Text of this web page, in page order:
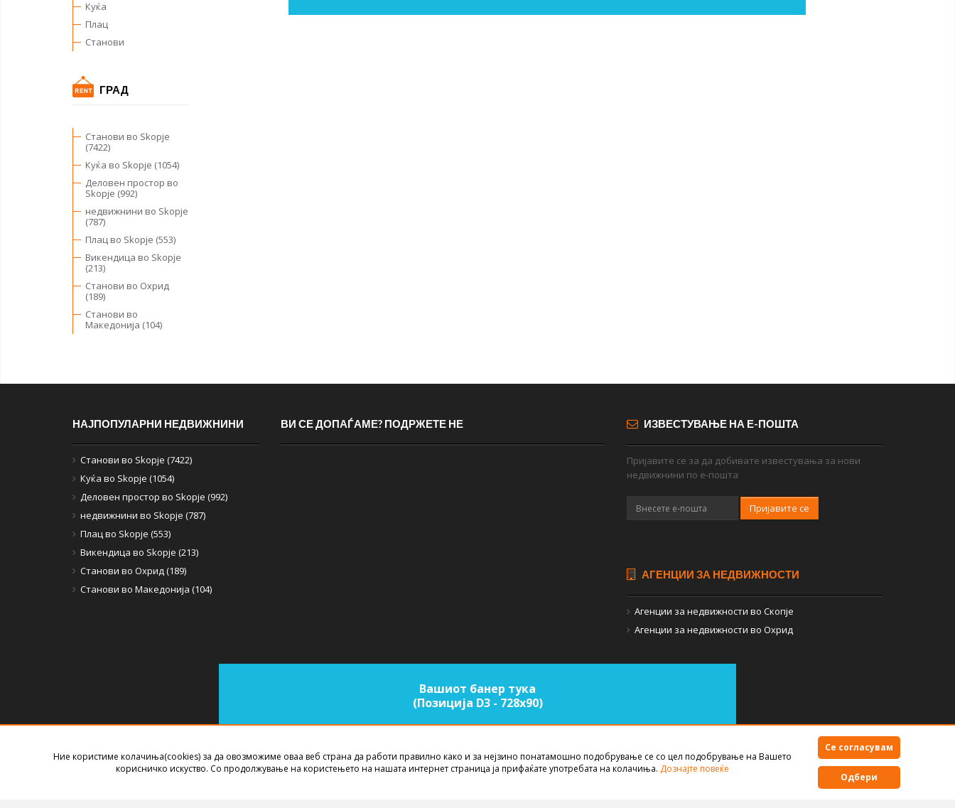
Куќа
Плац
Станови
ГРАД
Станови во Skopje
(7422)
Куќа во Skopje (1054)
Деловен простор во
Skopje (992)
недвижнини во Skopje
(787)
Плац во Skopje (553)
Викендица во Skopje
(213)
Станови во Охрид
(189)
Станови во
Македонија (104)
НАЈПОПУЛАРНИ НЕДВИЖНИНИ
Станови во Skopje (7422)
Куќа во Skopje (1054)
Деловен простор во Skopje (992)
недвижнини во Skopje (787)
Плац во Skopje (553)
Викендица во Skopje (213)
Станови во Охрид (189)
Станови во Македонија (104)
ВИ СЕ ДОПАЃАМЕ? ПОДРЖЕТЕ НЕ ИЗВЕСТУВАЊЕ НА Е-ПОШТА
Пријавите се за да добивате известувања за нови
недвижнини по е-пошта
Пријавите се
АГЕНЦИИ ЗА НЕДВИЖНОСТИ
Агенции за недвижности во Скопје
Агенции за недвижности во Охрид
Вашиот банер тука
(Позиција D3 - 728х90)
СОФТВЕР ЗА АГЕНЦИИ ЗА НЕДВИЖНИНИИЗРАБОТЕН ОДBEST NET STUDIO2026 Правила за користење
Ние користиме колачиња(cookies) за да овозможиме оваа веб страна да работи правилно како и за нејзино понатамошно подобрување се со цел подобрување на Вашето
корисничко искуство. Со продолжување на користењето на нашата интернет страница ја прифаќате употребата на колачиња. Дознајте повеќе
Се согласувам
Одбери